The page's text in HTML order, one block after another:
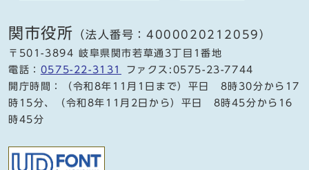
関市役所 （法人番号：4000020212059）
〒501-3894 岐阜県関市若草通3丁目1番地
電話： 0575-22-3131
ファクス:0575-23-7744
開庁時間：（令和8年11月1日まで）平日 8時30分から17
時15分、（令和8年11月2日から）平日 8時45分から16
時45分